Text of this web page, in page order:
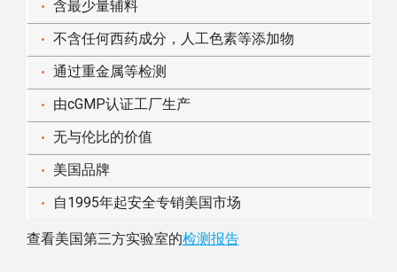
含最少量辅料
不含任何西药成分，人工色素等添加物
通过重金属等检测
由cGMP认证工厂生产
无与伦比的价值
美国品牌
自1995年起安全专销美国市场
查看美国第三方实验室的检测报告